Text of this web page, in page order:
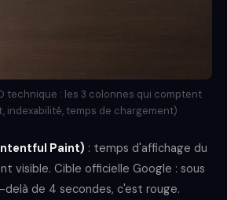
technique : les 3 colonnes qui comptent
indexabilité, temps de chargement)
Paint) : temps d'affichage du
visible. Cible officielle Google : sous
delà de 4 secondes, c'est rouge.